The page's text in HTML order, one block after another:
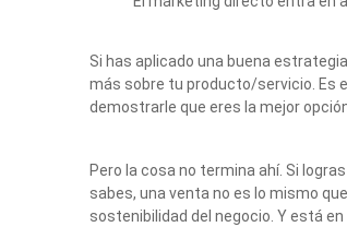
Si has aplicado una buena
más sobre tu producto/servicio. Es
demostrarle que eres la mejor
Pero la cosa no termina ahí. Si
sabes, una venta no es lo mismo
sostenibilidad del negocio. Y está